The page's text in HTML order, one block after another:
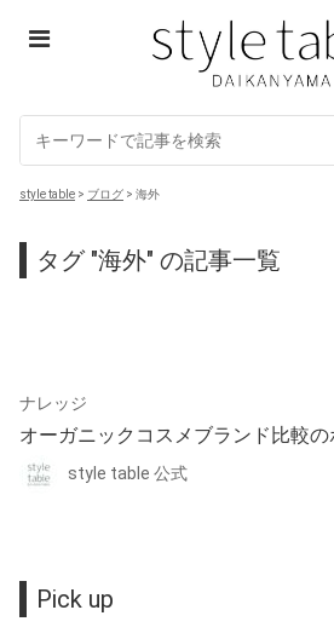
Skip
style table > ブログ > 海外
タグ "海外" の記事一覧
ナレッジ
オーガニックコスメブランド比較の
style table 公式
Pick up